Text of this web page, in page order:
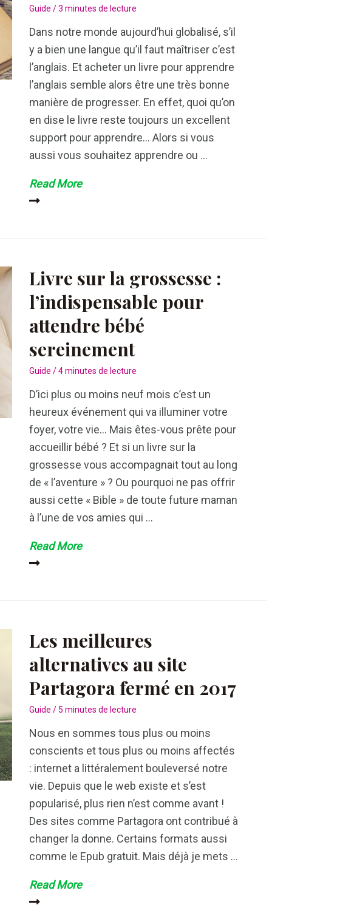
Guide /3 minutes de lecture
Dans notre monde aujourd’hui globalisé, s’il
y a bien une langue qu’il faut maîtriser c’est
l’anglais. Et acheter un livre pour apprendre
l’anglais semble alors être une très bonne
manière de progresser. En effet, quoi qu’on
en dise le livre reste toujours un excellent
support pour apprendre… Alors si vous
aussi vous souhaitez apprendre ou …
Comment
choisir
livre
pour
apprendre
l’anglais
Read More
Livre sur la grossesse :
l’indispensable pour
attendre bébé
sereinement
Guide /4 minutes de lecture
D’ici plus ou moins neuf mois c’est un
heureux événement qui va illuminer votre
foyer, votre vie… Mais êtes-vous prête pour
accueillir bébé ? Et si un livre sur la
grossesse vous accompagnait tout au long
de « l’aventure » ? Ou pourquoi ne pas offrir
aussi cette « Bible » de toute future maman
à l’une de vos amies qui …
Livre
sur
l’indispensable
pour
attendre
bébé
sereinement
Read More
Les meilleures
alternatives au site
Partagora fermé en 2017
Guide /5 minutes de lecture
Nous en sommes tous plus ou moins
conscients et tous plus ou moins affectés
: internet a littéralement bouleversé notre
vie. Depuis que le web existe et s’est
popularisé, plus rien n’est comme avant !
Des sites comme Partagora ont contribué à
changer la donne. Certains formats aussi
comme le Epub gratuit. Mais déjà je mets …
Les
meilleures
Read More